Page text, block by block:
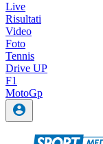
Live
Risultati
Video
Foto
Tennis
Drive UP
F1
MotoGp